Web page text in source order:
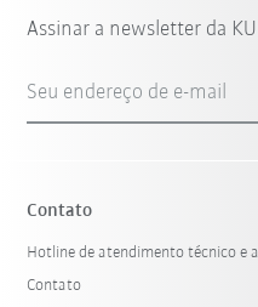
Assinar a newsletter da
Seu endereço de e-mail
Contato
Hotline de atendimento técnico e
Contato